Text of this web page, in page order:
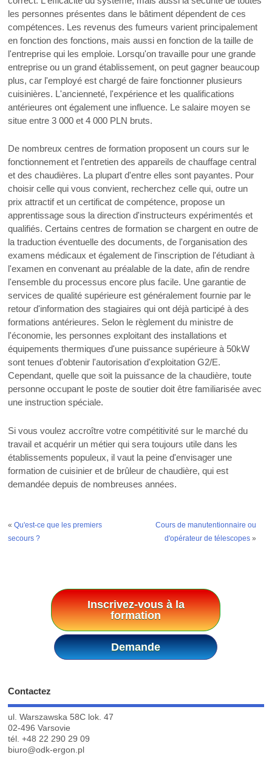
les personnes présentes dans le bâtiment dépendent de ces
compétences. Les revenus des fumeurs varient principalement
en fonction des fonctions, mais aussi en fonction de la taille de
l'entreprise qui les emploie. Lorsqu'on travaille pour une grande
entreprise ou un grand établissement, on peut gagner beaucoup
plus, car l'employé est chargé de faire fonctionner plusieurs
cuisinières. L'ancienneté, l'expérience et les qualifications
antérieures ont également une influence. Le salaire moyen se
situe entre 3 000 et 4 000 PLN bruts.
De nombreux centres de formation proposent un cours sur le
fonctionnement et l'entretien des appareils de chauffage central
et des chaudières. La plupart d'entre elles sont payantes. Pour
choisir celle qui vous convient, recherchez celle qui, outre un
prix attractif et un certificat de compétence, propose un
apprentissage sous la direction d'instructeurs expérimentés et
qualifiés. Certains centres de formation se chargent en outre de
la traduction éventuelle des documents, de l'organisation des
examens médicaux et également de l'inscription de l'étudiant à
l'examen en convenant au préalable de la date, afin de rendre
l'ensemble du processus encore plus facile. Une garantie de
services de qualité supérieure est généralement fournie par le
retour d'information des stagiaires qui ont déjà participé à des
formations antérieures. Selon le règlement du ministre de
l'économie, les personnes exploitant des installations et
équipements thermiques d'une puissance supérieure à 50kW
sont tenues d'obtenir l'autorisation d'exploitation G2/E.
Cependant, quelle que soit la puissance de la chaudière, toute
personne occupant le poste de soutier doit être familiarisée avec
une instruction spéciale.
Si vous voulez accroître votre compétitivité sur le marché du
travail et acquérir un métier qui sera toujours utile dans les
établissements populeux, il vaut la peine d'envisager une
formation de cuisinier et de brûleur de chaudière, qui est
demandée depuis de nombreuses années.
«Qu'est-ce que les premiers
secours ?
Cours de manutentionnaire ou
d'opérateur de télescopes»
Inscrivez-vous à la
formation
Demande
Contactez
ul. Warszawska 58C lok. 47
02-496 Varsovie
tél.+48 22 290 29 09
biuro@odk-ergon.pl